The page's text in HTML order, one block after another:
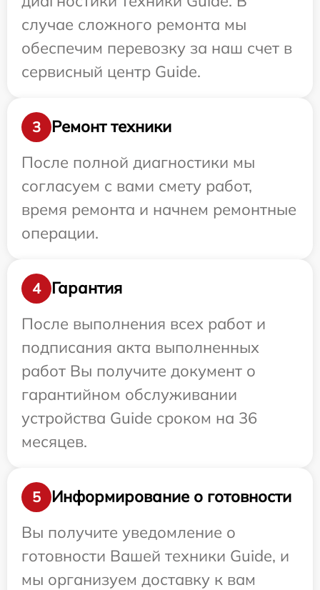
случае сложного ремонта мы
обеспечим перевозку за наш счет в
сервисный центр Guide.
3
Ремонт техники
После полной диагностики мы
согласуем с вами смету работ,
время ремонта и начнем ремонтные
операции.
4
Гарантия
После выполнения всех работ и
подписания акта выполненных
работ Вы получите документ о
гарантийном обслуживании
устройства Guide сроком на 36
месяцев.
5
Информирование о готовности
Вы получите уведомление о
готовности Вашей техники Guide, и
мы организуем доставку к вам